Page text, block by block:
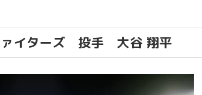
ァイターズ 投手 大谷 翔平